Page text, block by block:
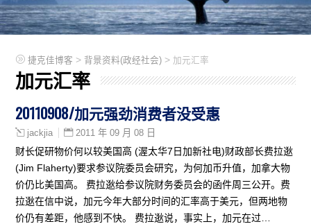
捷克佳博客 > 背景资料(政经社会) > 加元汇率
加元汇率
20110908/加元强劲消费者没受惠
jackjia 2011 年 09 月 08 日
财长促研物价何以较美国高 (渥太华7日加新社电)财政部长费拉逖
(Jim Flaherty)要求参议院委员会研究，为何加币升值，加拿大物
价仍比美国高。 费拉逖给参议院财务委员会的函件周三公开。费
拉逖在信中说，加元今年大部分时间的汇率高于美元，但两地物
价仍有差距，他感到不快。 费拉逖说，事实上，加元在过…